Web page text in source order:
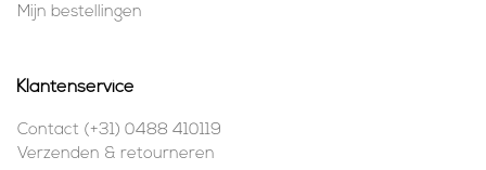
Mijn bestellingen
Klantenservice
Contact (+31) 0488 410119
Verzenden & retourneren